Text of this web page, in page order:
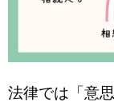
法律では「意